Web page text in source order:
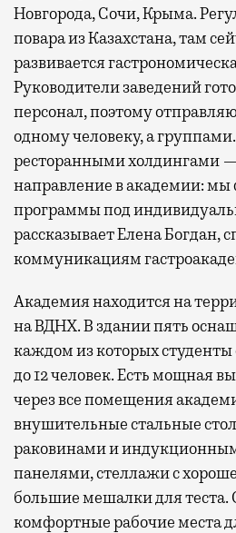
Новгорода, Сочи, Крыма.
повара из Казахстана, там
развивается
Руководители заведений
персонал, поэтому
одному человеку, а
ресторанными холдингами
направление в академии:
программы под
рассказывает Елена Богдан,
коммуникациям
Академия находится на
на ВДНХ. В здании пять
каждом из которых студенты
до 12 человек. Есть мощная
через все помещения
внушительные стальные
раковинами и
панелями, стеллажи с
большие мешалки для теста.
комфортные рабочие места